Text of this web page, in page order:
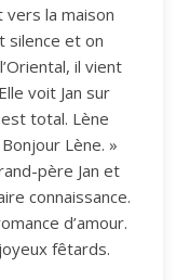
la maison
silence et on
il vient
voit Jan sur
total. Lène
Lène. »
père Jan et
connaissance.
d’amour.
fêtards.